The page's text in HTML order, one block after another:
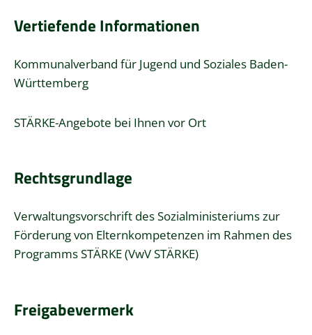
Vertiefende Informationen
Kommunalverband für Jugend und Soziales Baden-
Württemberg
STÄRKE-Angebote bei Ihnen vor Ort
Rechtsgrundlage
Verwaltungsvorschrift des Sozialministeriums zur
Förderung von Elternkompetenzen im Rahmen des
Programms STÄRKE (VwV STÄRKE)
Freigabevermerk